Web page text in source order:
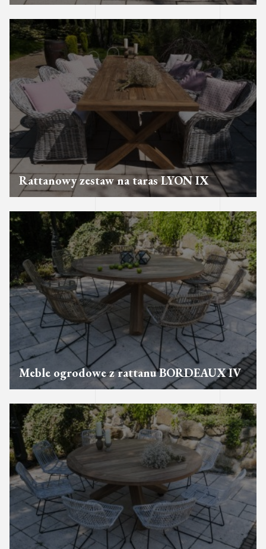
Rattanowy zestaw na taras LYON IX
Meble ogrodowe z rattanu BORDEAUX IV